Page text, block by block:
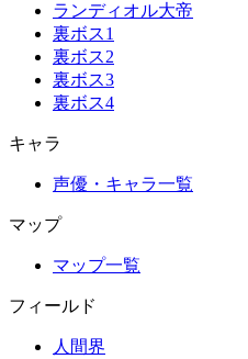
ランディオル大帝
裏ボス1
裏ボス2
裏ボス3
裏ボス4
キャラ
声優・キャラ一覧
マップ
マップ一覧
フィールド
人間界